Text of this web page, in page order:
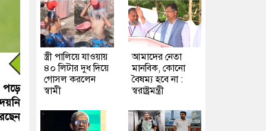
পড়ে
স্ত্রী পালিয়ে যাওয়ায়
৪০ লিটার দুধ দিয়ে
গোসল করলেন
স্বামী
আমাদের নেতা
মানবিক, কোনো
বৈষম্য হবে না :
স্বরাষ্ট্রমন্ত্রী